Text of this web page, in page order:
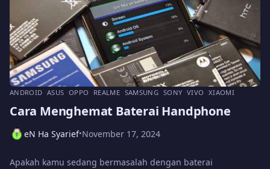
ANDROID ASUS OPPO REALME SAMSUNG SONY VIVO XIAOMI
Cara Menghemat Baterai Handphone
eN Ha Syarief•November 17, 2024
Apakah kamu sedang bermasalah dengan baterai